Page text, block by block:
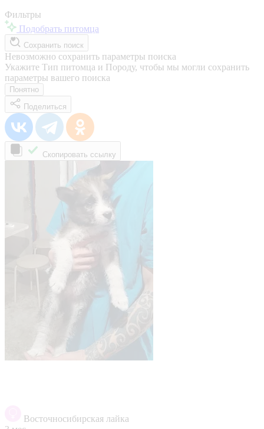
Фильтры
Подобрать питомца
Сохранить поиск
Невозможно сохранить параметры поиска
Укажите Тип питомца и Породу, чтобы мы могли сохранить
параметры вашего поиска
Понятно
Поделиться
Скопировать ссылку
Восточносибирская лайка